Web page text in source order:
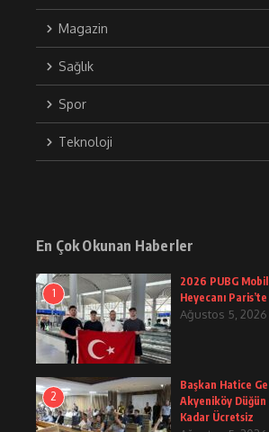
Magazin
Sağlık
Spor
Teknoloji
En Çok Okunan Haberler
1
2026 PUBG
Heyecanı
Ağustos 5, 2026
2
Başkan Hatice
Akyeniköy Düğün
Kadar Ücretsiz